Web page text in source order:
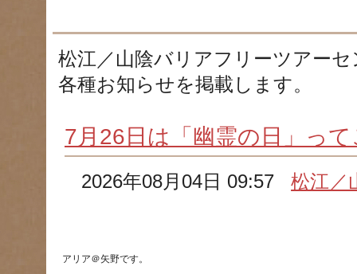
松江／山陰バリアフリーツアー
各種お知らせを掲載します。
7月26日は「幽霊の日」っ
2026年08月04日 09:57松江／